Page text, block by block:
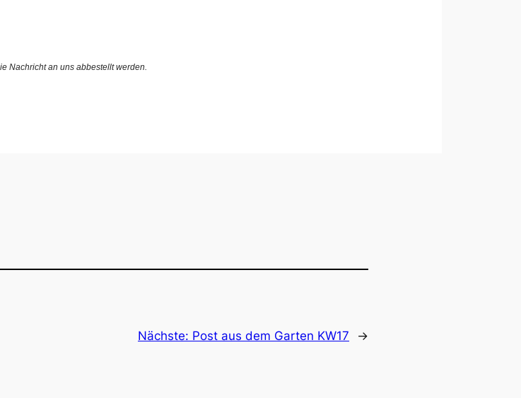
Nachricht an uns abbestellt werden.
Nächste: Post aus dem Garten KW17 →